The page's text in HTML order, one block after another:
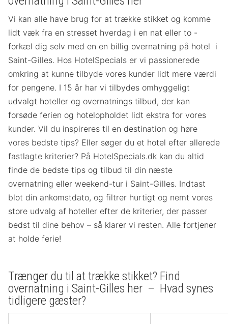
Vi kan alle have brug for at trække stikket og komme
lidt væk fra en stresset hverdag i en nat eller to -
forkæl dig selv med en en billig overnatning på hotel i
Saint-Gilles. Hos HotelSpecials er vi passionerede
omkring at kunne tilbyde vores kunder lidt mere værdi
for pengene. I 15 år har vi tilbydes omhyggeligt
udvalgt hoteller og overnatnings tilbud, der kan
forsøde ferien og hotelopholdet lidt ekstra for vores
kunder. Vil du inspireres til en destination og høre
vores bedste tips? Eller søger du et hotel efter allerede
fastlagte kriterier? På HotelSpecials.dk kan du altid
finde de bedste tips og tilbud til din næste
overnatning eller weekend-tur i Saint-Gilles. Indtast
blot din ankomstdato, og filtrer hurtigt og nemt vores
store udvalg af hoteller efter de kriterier, der passer
bedst til dine behov – så klarer vi resten. Alle fortjener
at holde ferie!
Trænger du til at trække stikket? Find
overnatning i Saint-Gilles her – Hvad synes
tidligere gæster?